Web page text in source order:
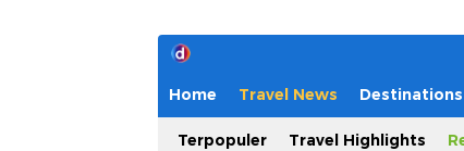
Home Travel News Destinations
Terpopuler Travel Highlights